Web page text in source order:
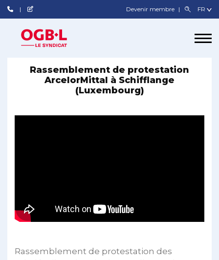
Devenir membre
Rassemblement de protestation
ArcelorMittal à Schifflange
(Luxembourg)
Rassemblement de protestation des